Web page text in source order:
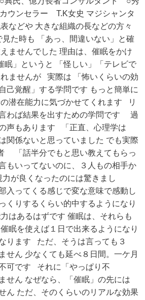
ウンセラー T.K女史 マジシャンタ
などや 大きな組織の長などの方々
た時も 「あっ、間違いない」と確
ませんでした 理由は、催眠をかけ
」というと 「怪しい」「テレビで
ませんが 実際は 「怖いくらいの効
己覚醒」する学問です もっと簡単に
潜在能力に気づかせてくれます
リ
わば結果を出すための学問です 過
声もあります 「正直、心理学は
関係ないと思っていました でも実際
「話半分でもと思い教えてもらっ
もいってないのに、３人もの相手か
が良くなったのには驚きまし
ってくる感じで変な意味で感動し
りするくらい的中するようになり
あるはずです 催眠は、それらも
眠を使えば１日で出来るようになり
ります ただ、そうは言っても３
せん 少なくても延べ８日間。一ケ月
可です それに「やっぱり不
せん なぜなら、「催眠」の先には
ん ただ、そのくらいのリアルな効果